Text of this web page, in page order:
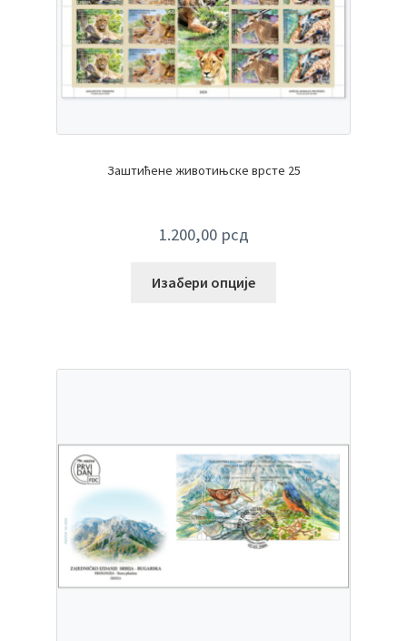
Заштићене животињске врсте 25
1.200,00 рсд
Изабери опције